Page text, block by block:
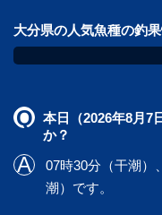
大分県の人気魚種の釣
本日（2026年8月7
か？
07時30分（干潮）
潮）です。